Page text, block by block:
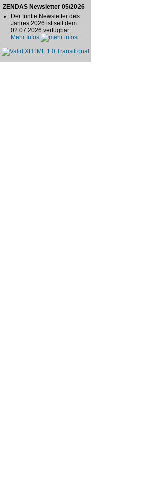
ZENDAS Newsletter 05/2026
Der fünfte Newsletter des
Jahres 2026 ist seit dem
02.07.2026 verfügbar.
Mehr Infos